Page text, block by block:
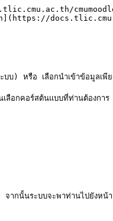
บ) หรือ เลือกนำเข้าข้อมูล
ลือกคอร์สต้นแบบที่ท่านต้อ
กนั้นระบบจะพาท่านไปยั